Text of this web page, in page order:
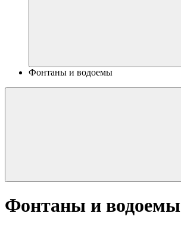
Фонтаны и водоемы
Фонтаны и водоемы